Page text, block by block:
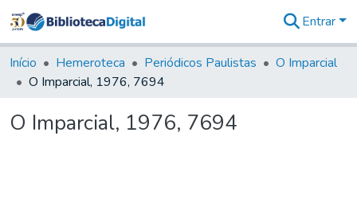
&
Coleções
Tudo na
Digital
Entrar
Início Hemeroteca Periódicos Paulistas
O Imparcial
O Imparcial, 1976, 7694
O Imparcial, 1976, 7694